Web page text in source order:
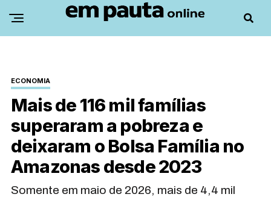
ECONOMIA
Mais de 116 mil famílias
superaram a pobreza e
deixaram o Bolsa Família no
Amazonas desde 2023
Somente em maio de 2026, mais de 4,4 mil